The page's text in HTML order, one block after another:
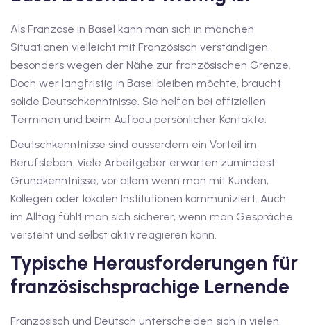
A1
Deutsch A2
Deutsch A2
A2
Deutsch B1
B1
Deutsch B1
Als Franzose in Basel kann man sich in manchen
Situationen vielleicht mit Französisch verständigen,
besonders wegen der Nähe zur französischen Grenze.
Doch wer langfristig in Basel bleiben möchte, braucht
solide Deutschkenntnisse. Sie helfen bei offiziellen
Terminen und beim Aufbau persönlicher Kontakte.
Deutschkenntnisse sind ausserdem ein Vorteil im
Berufsleben. Viele Arbeitgeber erwarten zumindest
Grundkenntnisse, vor allem wenn man mit Kunden,
Kollegen oder lokalen Institutionen kommuniziert. Auch
im Alltag fühlt man sich sicherer, wenn man Gespräche
versteht und selbst aktiv reagieren kann.
Typische Herausforderungen für
französischsprachige Lernende
Französisch und Deutsch unterscheiden sich in vielen